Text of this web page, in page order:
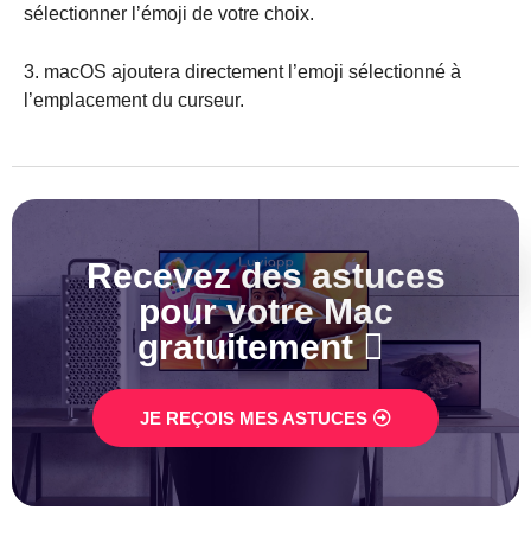
sélectionner l’émoji de votre choix.
3. macOS ajoutera directement l’emoji sélectionné à
l’emplacement du curseur.
Recevez des astuces
pour votre Mac
gratuitement  ​
JE REÇOIS MES ASTUCES